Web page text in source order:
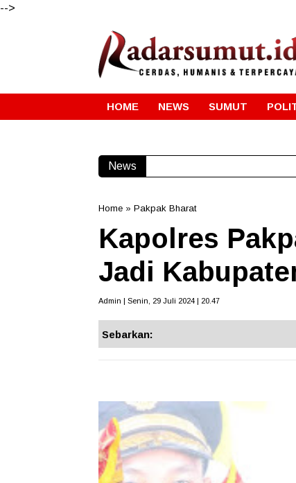
-->
HOME NEWS SUMUT
News
Home » Pakpak Bharat
Kapolres
Jadi
Admin | Senin, 29 Juli 2024 | 20.47
Sebarkan: